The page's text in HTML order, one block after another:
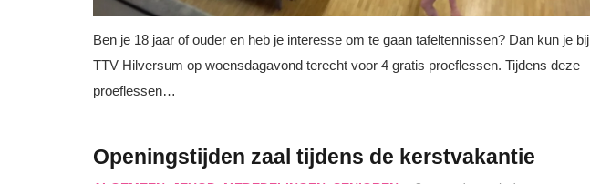
Ben je 18 jaar of ouder en heb je interesse om te gaan tafeltennissen? Dan kun je bij
TTV Hilversum op woensdagavond terecht voor 4 gratis proeflessen. Tijdens deze
proeflessen…
Openingstijden zaal tijdens de kerstvakantie